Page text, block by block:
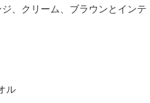
、クリーム、ブラウンとインテ